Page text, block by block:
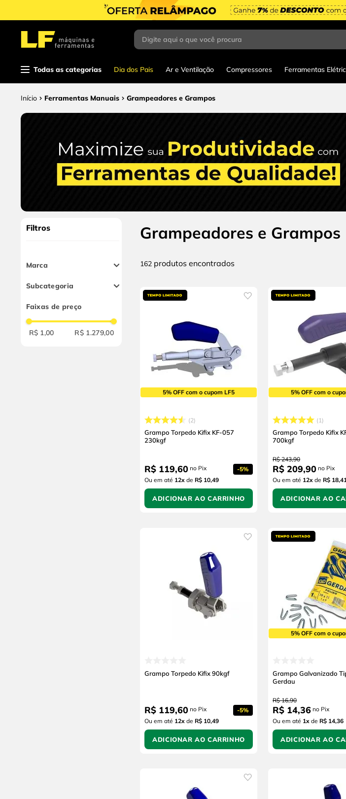
Digite aqui o que você procura
Todas as categorias Dia dos Pais Ar e Ventilação Compressores Ferramentas
Ferramentas Manuais Grampeadores e Grampos
Filtros
Marca
Metalsul
Airfix
Lufkin
Subcategoria
Grampos e Pinos
Grampo Sargento
Grampo Aperto Rápido
Faixas de preço
R$ 1,00 R$ 1.279,00
Grampeadores e Grampos
162 produtos
5% OFF com o cupom LF5
2
Grampo Torpedo Kifix KF-057
230kgf
R$ 119,60 no Pix -5%
Ou em até 12x de R$ 10,49
ADICIONAR AO CARRINHO
5% OFF com o
1
Grampo Torpedo Kifix
700kgf
R$ 243,90
R$ 209,90 no Pix
Ou em até 12x de R$
ADICIONAR AO
Grampo Torpedo Kifix 90kgf
R$ 119,60 no Pix -5%
Ou em até 12x de R$ 10,49
ADICIONAR AO CARRINHO
5% OFF com o
Grampo Galvanizado
Gerdau
R$ 16,90
R$ 14,36 no Pix
Ou em até 1x de R$ 14,36
ADICIONAR AO
Termos mais buscados
caixa ferramentas
chave impacto